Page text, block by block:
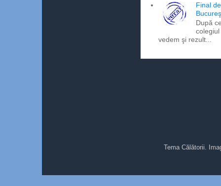
Final
După
vedem şi rezult...
Tema Călătorii.